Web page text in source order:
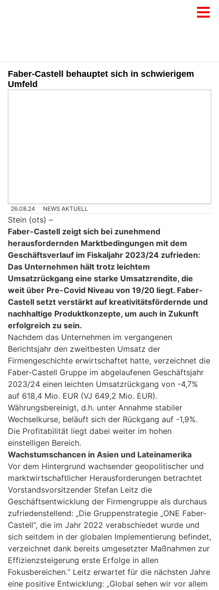
Faber-Castell behauptet sich in schwierigem
Umfeld
26.08.24 NEWS AKTUELL
Stein (ots) –
Faber-Castell zeigt sich bei zunehmend
herausfordernden Marktbedingungen mit dem
Geschäftsverlauf im Fiskaljahr 2023/24 zufrieden:
Das Unternehmen hält trotz leichtem
Umsatzrückgang eine starke Umsatzrendite, die
weit über Pre-Covid Niveau von 19/20 liegt. Faber-
Castell setzt verstärkt auf kreativitätsfördernde und
nachhaltige Produktkonzepte, um auch in Zukunft
erfolgreich zu sein.
Nachdem das Unternehmen im vergangenen
Berichtsjahr den zweitbesten Umsatz der
Firmengeschichte erwirtschaftet hatte, verzeichnet die
Faber-Castell Gruppe im abgelaufenen Geschäftsjahr
2023/24 einen leichten Umsatzrückgang von -4,7%
auf 618,4 Mio. EUR (VJ 649,2 Mio. EUR).
Währungsbereinigt, d.h. unter Annahme stabiler
Wechselkurse, beläuft sich der Rückgang auf -1,9%.
Die Profitabilität liegt dabei weiter im hohen
einstelligen Bereich.
Wachstumschancen in Asien und Lateinamerika
Vor dem Hintergrund wachsender geopolitischer und
marktwirtschaftlicher Herausforderungen betrachtet
Vorstandsvorsitzender Stefan Leitz die
Geschäftsentwicklung der Firmengruppe als durchaus
zufriedenstellend: „Die Gruppenstrategie „ONE Faber-
Castell“, die im Jahr 2022 verabschiedet wurde und
sich seitdem in der globalen Implementierung befindet,
verzeichnet dank bereits umgesetzter Maßnahmen zur
Effizienzsteigerung erste Erfolge in allen
Fokusbereichen.“ Leitz erwartet für die nächsten Jahre
eine positive Entwicklung: „Global sehen wir vor allem